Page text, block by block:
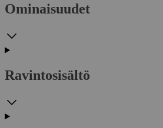
Ominaisuudet
Ravintosisältö